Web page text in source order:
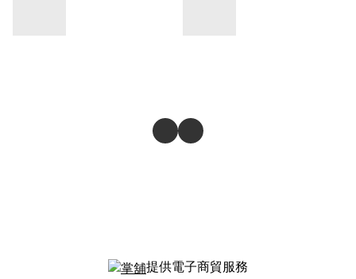
提供電子商貿服務